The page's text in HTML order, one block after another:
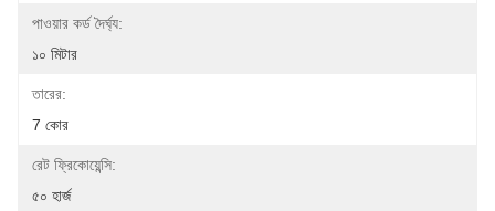
পাওয়ার কর্ড দৈর্ঘ্য:
১০ মিটার
তারের:
7 কোর
রেট ফ্রিকোয়েন্সি:
৫০ হার্জ